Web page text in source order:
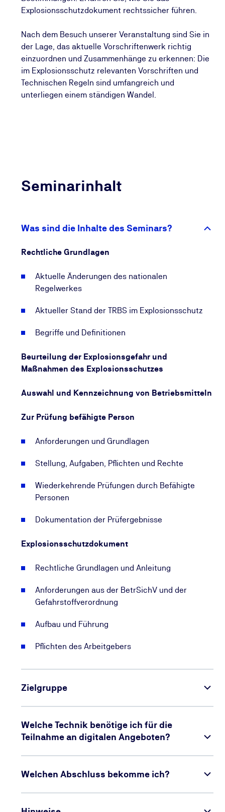
Explosionsschutzdokument rechtssicher führen.
Nach dem Besuch unserer Veranstaltung sind Sie in
der Lage, das aktuelle Vorschriftenwerk richtig
einzuordnen und Zusammenhänge zu erkennen: Die
im Explosionsschutz relevanten Vorschriften und
Technischen Regeln sind umfangreich und
unterliegen einem ständigen Wandel.
Seminarinhalt
Was sind die Inhalte des Seminars?
Rechtliche Grundlagen
Aktuelle Änderungen des nationalen
Regelwerkes
Aktueller Stand der TRBS im Explosionsschutz
Begriffe und Definitionen
Beurteilung der Explosionsgefahr und
Maßnahmen des Explosionsschutzes
Auswahl und Kennzeichnung von Betriebsmitteln
Zur Prüfung befähigte Person
Anforderungen und Grundlagen
Stellung, Aufgaben, Pflichten und Rechte
Wiederkehrende Prüfungen durch Befähigte
Personen
Dokumentation der Prüfergebnisse
Explosionsschutzdokument
Rechtliche Grundlagen und Anleitung
Anforderungen aus der BetrSichV und der
Gefahrstoffverordnung
Aufbau und Führung
Pflichten des Arbeitgebers
Zielgruppe
Welche Technik benötige ich für die
Teilnahme an digitalen Angeboten?
Welchen Abschluss bekomme ich?